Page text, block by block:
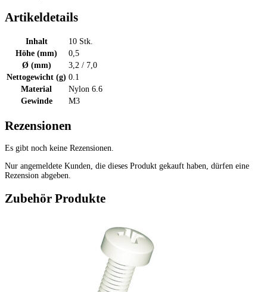
Artikeldetails
Inhalt
10 Stk.
Höhe (mm)
0,5
Ø (mm)
3,2 / 7,0
Nettogewicht (g) 0.1
Material
Nylon 6.6
Gewinde
M3
Rezensionen
Es gibt noch keine Rezensionen.
Nur angemeldete Kunden, die dieses Produkt gekauft haben, dürfen eine
Rezension abgeben.
Zubehör Produkte